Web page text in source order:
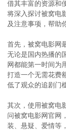
借其丰富的资源和
将深入探讨被窝电
及注意事项，帮助
首先，被窝电影网
无论是国内热播的
网都能第一时间为
打造一个无需花费
低了观众的追剧门
其次，使用被窝电
问被窝电影网官网
装、悬疑、爱情等